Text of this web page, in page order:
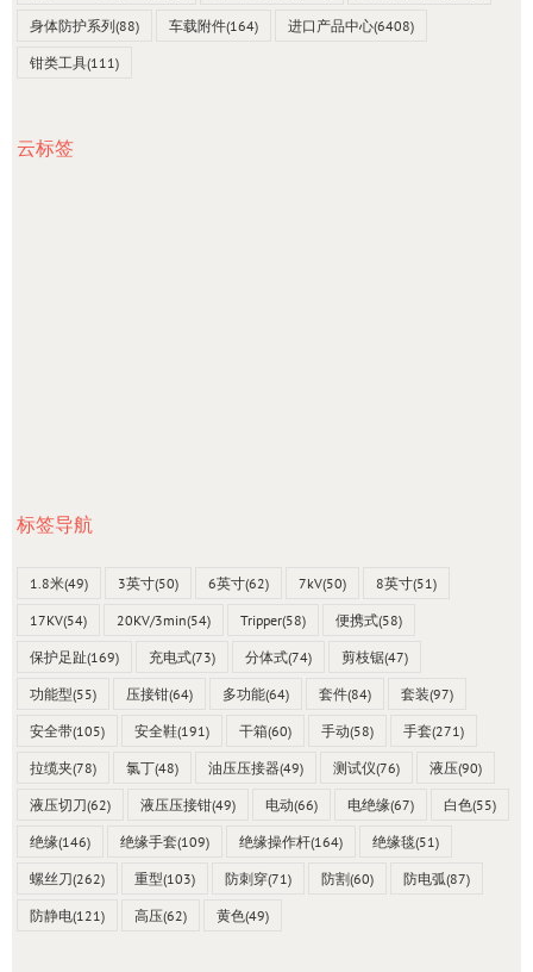
身体防护系列(88) 车载附件(164) 进口产品中心(6408)
钳类工具(111)
云标签
标签导航
1.8米(49) 3英寸(50) 6英寸(62) 7kV(50) 8英寸(51)
17KV(54) 20KV/3min(54) Tripper(58) 便携式(58)
保护足趾(169) 充电式(73) 分体式(74) 剪枝锯(47)
功能型(55) 压接钳(64) 多功能(64) 套件(84) 套装(97)
安全带(105) 安全鞋(191) 干箱(60) 手动(58) 手套(271)
拉缆夹(78) 氯丁(48) 油压压接器(49) 测试仪(76) 液压(90)
液压切刀(62) 液压压接钳(49) 电动(66) 电绝缘(67) 白色(55)
绝缘(146) 绝缘手套(109) 绝缘操作杆(164) 绝缘毯(51)
螺丝刀(262) 重型(103) 防刺穿(71) 防割(60) 防电弧(87)
防静电(121) 高压(62) 黄色(49)